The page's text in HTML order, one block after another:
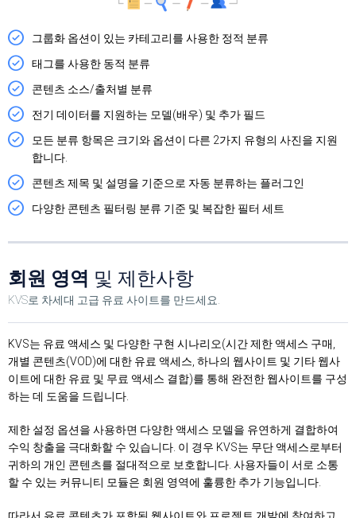
그룹화 옵션이 있는 카테고리를 사용한 정적 분류
태그를 사용한 동적 분류
콘텐츠 소스/출처별 분류
전기 데이터를 지원하는 모델(배우) 및 추가 필드
모든 분류 항목은 크기와 옵션이 다른 2가지 유형의 사진을 지원
합니다.
콘텐츠 제목 및 설명을 기준으로 자동 분류하는 플러그인
다양한 콘텐츠 필터링 분류 기준 및 복잡한 필터 세트
회원 영역 및 제한사항
KVS로 차세대 고급 유료 사이트를 만드세요.
KVS는 유료 액세스 및 다양한 구현 시나리오(시간 제한 액세스 구매,
개별 콘텐츠(VOD)에 대한 유료 액세스, 하나의 웹사이트 및 기타 웹사
이트에 대한 유료 및 무료 액세스 결합)를 통해 완전한 웹사이트를 구성
하는 데 도움을 드립니다.
제한 설정 옵션을 사용하면 다양한 액세스 모델을 유연하게 결합하여
수익 창출을 극대화할 수 있습니다. 이 경우 KVS는 무단 액세스로부터
귀하의 개인 콘텐츠를 절대적으로 보호합니다. 사용자들이 서로 소통
할 수 있는 커뮤니티 모듈은 회원 영역에 훌륭한 추가 기능입니다.